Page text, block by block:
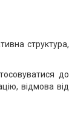
структура,
до
відмова від